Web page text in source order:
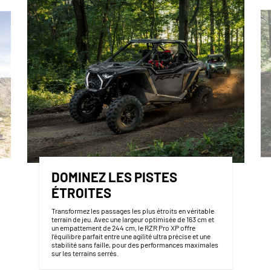
DOMINEZ LES PISTES
ÉTROITES
Transformez les passages les plus étroits en véritable
terrain de jeu. Avec une largeur optimisée de 163 cm et
un empattement de 244 cm, le RZR Pro XP offre
l’équilibre parfait entre une agilité ultra précise et une
stabilité sans faille, pour des performances maximales
sur les terrains serrés.